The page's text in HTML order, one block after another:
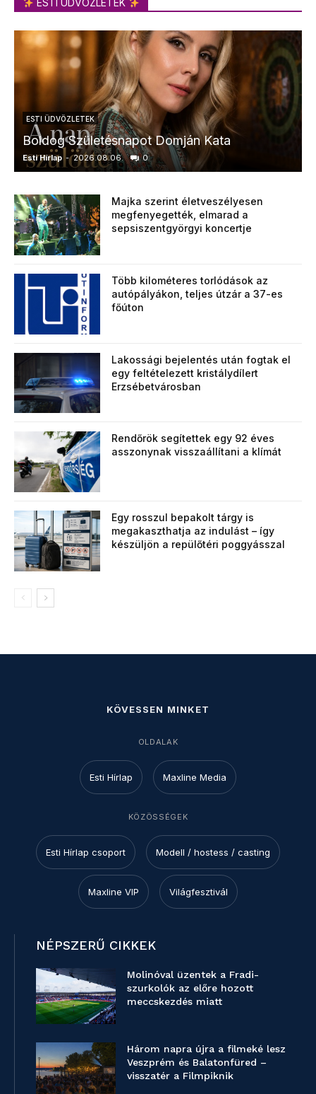
ESTI ÜDVÖZLETEK
ESTI ÜDVÖZLETEK
Boldog Születésnapot Domján Kata
Esti Hírlap - 2026.08.06. 0
Majka szerint életveszélyesen
megfenyegették, elmarad a
sepsiszentgyörgyi koncertje
Több kilométeres torlódások az
autópályákon, teljes útzár a 37-es
főúton
Lakossági bejelentés után fogtak el
egy feltételezett kristálydílert
Erzsébetvárosban
Rendőrök segítettek egy 92 éves
asszonynak visszaállítani a klímát
Egy rosszul bepakolt tárgy is
megakaszthatja az indulást – így
készüljön a repülőtéri poggyásszal
KÖVESSEN MINKET
OLDALAK
Esti Hírlap Maxline Media
KÖZÖSSÉGEK
Esti Hírlap csoport Modell / hostess / casting
Maxline VIP Világfesztivál
NÉPSZERŰ CIKKEK
Molinóval üzentek a Fradi-
szurkolók az előre hozott
meccskezdés miatt
Három napra újra a filmeké lesz
Veszprém és Balatonfüred –
visszatér a Filmpiknik